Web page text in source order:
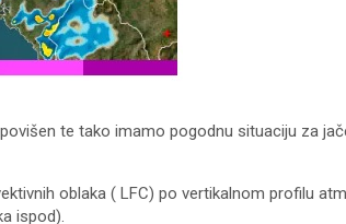
te tako imamo pogodnu situaciju za
oblaka ( LFC) po vertikalnom profilu
ispod).